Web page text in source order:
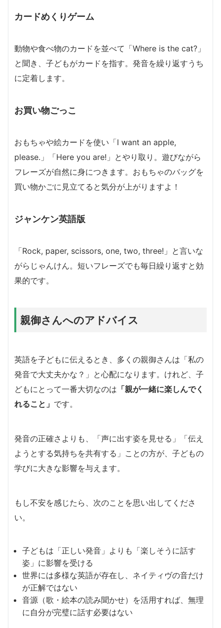
カードめくりゲーム
動物や食べ物のカードを並べて「Where is the cat?」
と聞き、子どもがカードを指す。発音を繰り返すうち
に定着します。
お買い物ごっこ
おもちゃや絵カードを使い「I want an apple,
please.」「Here you are!」とやり取り。遊びながら
フレーズが自然に身につきます。おもちゃのバッグを
買い物かごに見立てると気分が上がりますよ！
ジャンケン英語版
「Rock, paper, scissors, one, two, three!」と言いな
がらじゃんけん。短いフレーズでも毎日繰り返すと効
果的です。
親御さんへのアドバイス
英語を子どもに伝えるとき、多くの親御さんは「私の
発音で大丈夫かな？」と心配になります。けれど、子
どもにとって一番大切なのは 「親が一緒に楽しんでく
れること」 です。
発音の正確さよりも、「声に出す姿を見せる」「伝え
ようとする気持ちを共有する」ことの方が、子どもの
学びに大きな影響を与えます。
もし不安を感じたら、次のことを思い出してくださ
い。
子どもは「正しい発音」よりも「楽しそうに話す
姿」に影響を受ける
世界には多様な英語が存在し、ネイティヴの音だけ
が正解ではない
音源（歌・絵本の読み聞かせ）を活用すれば、無理
に自分が完璧に話す必要はない